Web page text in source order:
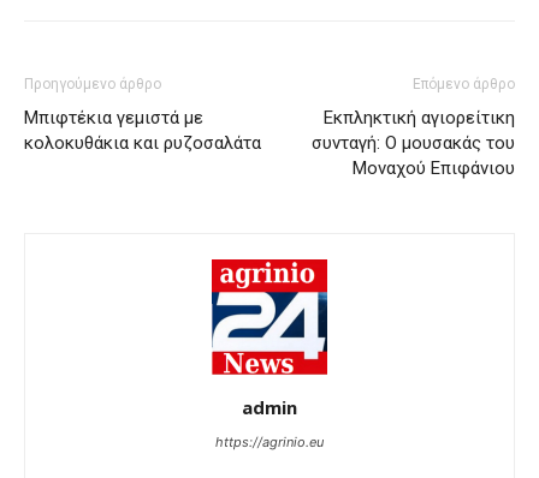
Προηγούμενο άρθρο
Μπιφτέκια γεμιστά με
κολοκυθάκια και ρυζοσαλάτα
Επόμενο άρθρο
Εκπληκτική αγιορείτικη
συνταγή: Ο μουσακάς του
Μοναχού Επιφάνιου
admin
https://agrinio.eu